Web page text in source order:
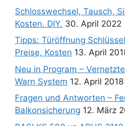
Schlosswechsel, Tausch,
Kosten. DIY. 30. April 2022
Tipps: Türöffnung
Preise, Kosten 13. April
Neu in Program –
Warn System 12. April 2018
Fragen und Antworten –
Balkonsicherung 12. März